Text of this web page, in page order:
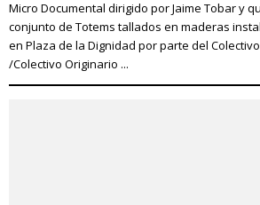
Micro Documental dirigido por Jaime Tobar y
conjunto de Totems tallados en maderas
en Plaza de la Dignidad por parte del
/Colectivo Originario ...